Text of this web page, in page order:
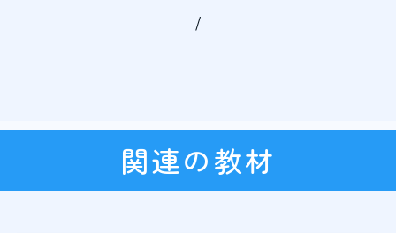
/
関連の教材